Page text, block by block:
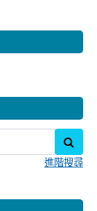
進階搜尋